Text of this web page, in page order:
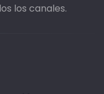
los canales.